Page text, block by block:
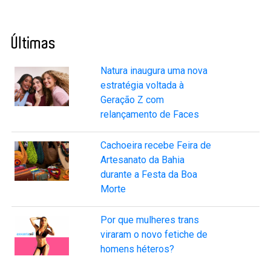
Últimas
Natura inaugura uma nova
estratégia voltada à
Geração Z com
relançamento de Faces
Cachoeira recebe Feira de
Artesanato da Bahia
durante a Festa da Boa
Morte
Por que mulheres trans
viraram o novo fetiche de
homens héteros?